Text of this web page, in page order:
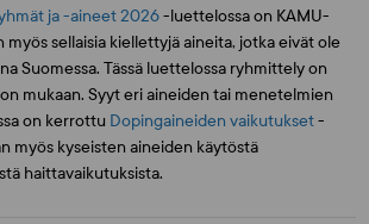
ja -aineet 2026-luettelossa on KAMU-
myös sellaisia kiellettyjä aineita, jotka eivät ole
Suomessa. Tässä luettelossa ryhmittely on
mukaan. Syyt eri aineiden tai menetelmien
on kerrottu Dopingaineiden vaikutukset-
myös kyseisten aineiden käytöstä
haittavaikutuksista.